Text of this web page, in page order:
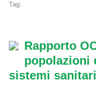
Tag:
Rapporto
popolazioni
sistemi sanitari